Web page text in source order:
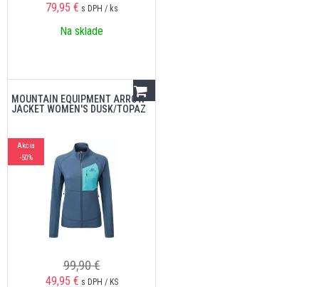
79,95 € s DPH / ks
Na sklade
MOUNTAIN EQUIPMENT ARROW
JACKET WOMEN'S DUSK/TOPAZ
Akcia
-50%
99,90 €
49,95 € s DPH / KS